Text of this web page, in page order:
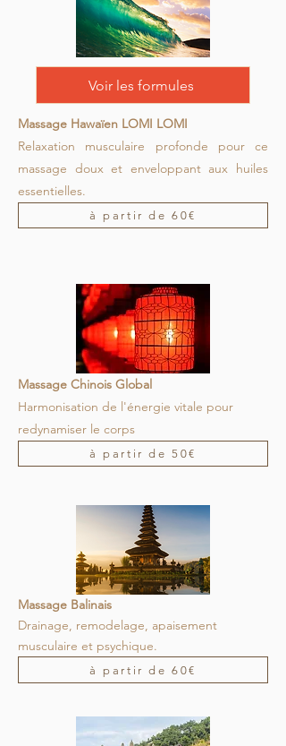
Voir les formules
Massage Hawaïen LOMI LOMI
Relaxation musculaire profonde pour ce
massage doux et enveloppant aux huiles
essentielles.
à partir de 60€
Massage Chinois Global
Harmonisation de l'énergie vitale pour
redynamiser le corps
à partir de 50€
Massage Balinais
Drainage, remodelage, apaisement
musculaire et psychique.
à partir de 60€